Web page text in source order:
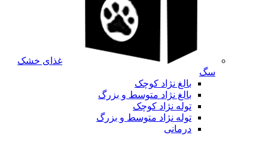
غذای خشک
سگ
بالغ نژاد کوچک
بالغ نژاد متوسط و بزرگ
توله نژاد کوچک
توله نژاد متوسط و بزرگ
درمانی